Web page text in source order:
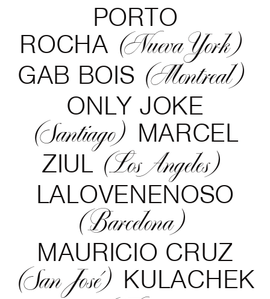
PORTO
ROCHA (Nueva York)
GAB BOIS (Montreal)
ONLY JOKE
(Santiago) MARCEL
ZIUL (Los Angeles)
LALOVENENOSO
(Barcelona)
MAURICIO CRUZ
(San José) KULACHEK